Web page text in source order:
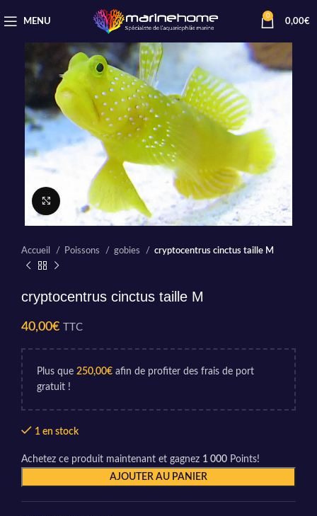
MENU
0
0,00€
Cliquez pour agrandir
Accueil Poissons gobies cryptocentrus cinctus taille M
cryptocentrus cinctus taille M
40,00€ TTC
Plus que 250,00€ afin de profiter des frais de port
gratuit !
1 en stock
Achetez ce produit maintenant et gagnez 1 000 Points!
AJOUTER AU PANIER